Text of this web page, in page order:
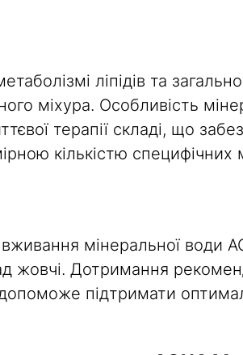
ліпідів та
міхура. Особливість
терапії складі, що
кількістю специфічних
мінеральної води
жовчі. Дотримання
підтримати